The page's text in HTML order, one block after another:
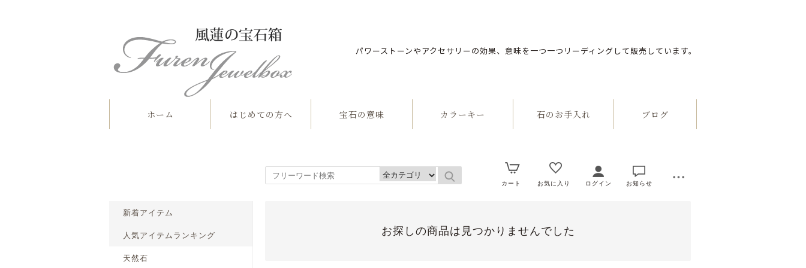
パワーストーンやアクセサリーの効果、意味を一つ一つリーディングして販売しています。
ホーム はじめての方へ 宝石の意味 カラーキー 石のお手入れ ブログ
カート お気に入り ログイン お知らせ
新着アイテム
人気アイテムランキング
天然石
お探しの商品は見つかりませんでした